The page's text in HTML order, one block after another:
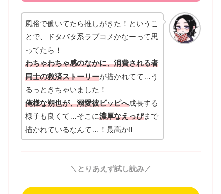
風俗で働いてたら推しがきた！というこ
とで、ドタバタ系ラブコメかなーって思
ってたら！
わちゃわちゃ感のなかに、消費される者
同士の救済ストーリーが描かれてて…う
るっときちゃいました！
俺様な朔也が、溺愛彼ピッピへ成長する
様子も良くて…そこに濃厚なえっぴまで
描かれているなんて…！最高か‼
＼とりあえず試し読み／